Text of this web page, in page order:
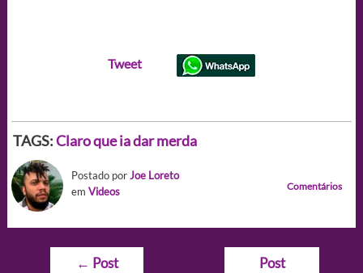
Tweet
TAGS:Claro que ia dar merda
Postado porJoe Loreto
em Videos Comentários
Navegação
← Post
Post